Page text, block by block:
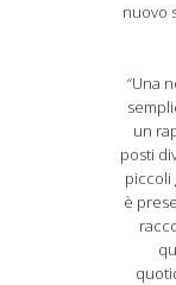
nuovo
“Una
un
posti
piccoli
è